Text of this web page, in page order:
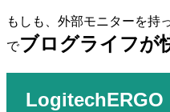
もしも、外部モニターを持
でブログライフが